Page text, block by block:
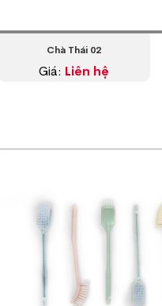
Chà Thái 02
Giá: Liên hệ